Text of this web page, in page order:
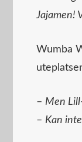
Jajamen!
Wumba
– Men
– Kan